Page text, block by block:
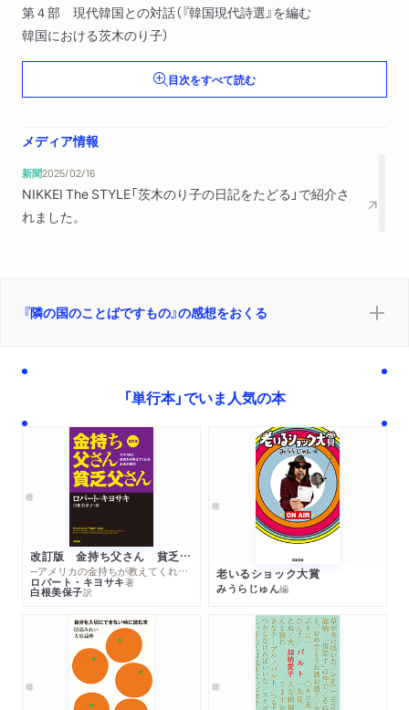
第４部 現代韓国との対話（『韓国現代詩選』を編む
韓国における茨木のり子）
目次をすべて読む
メディア情報
新聞2025/02/16
NIKKEI The STYLE「茨木のり子の日記をたどる」で紹介さ
れました。
『隣の国のことばですもの』の感想をおくる
「単行本」でいま人気の本
改訂版 金持ち父さん 貧乏父さん
─アメリカの金持ちが教えてくれるお金の哲学
ロバート・キヨサキ著
白根美保子訳
老いるショック大賞
みうらじゅん編